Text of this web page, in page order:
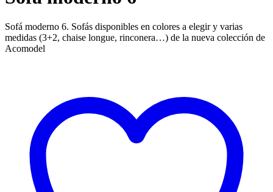
Sofá moderno 6. Sofás disponibles en colores a elegir y varias
medidas (3+2, chaise longue, rinconera…) de la nueva colección de
Acomodel